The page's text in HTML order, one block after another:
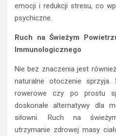
emocji i redukcji stresu, co
psychiczne.
Ruch na Świeżym
Immunologicznego
Nie bez znaczenia jest
naturalne otoczenie sprzyja.
rowerowe czy po prostu
doskonałe alternatywy dla
siłowni. Ruch na
utrzymanie zdrowej masy